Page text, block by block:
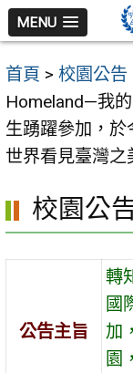
跳
至
主
要
內
容
MENU
首頁 > 校園公告
Homeland—我
生踴躍參加，
世界看見臺灣
校園公
公告主旨
轉
國
加
園